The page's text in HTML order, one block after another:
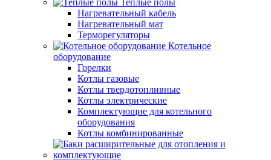
Теплые полы
Нагревательный кабель
Нагревательный мат
Терморегуляторы
Котельное
оборудование
Горелки
Котлы газовые
Котлы твердотопливные
Котлы электрические
Комплектующие для котельного
оборудования
Котлы комбинированные